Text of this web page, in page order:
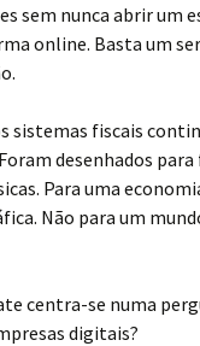
sem nunca abrir um
online. Basta um
sistemas fiscais
desenhados para
Para uma
Não para um
centra-se numa
digitais?